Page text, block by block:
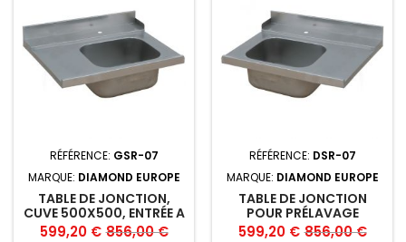
RÉFÉRENCE: GSR-07
MARQUE: DIAMOND EUROPE
TABLE DE JONCTION,
CUVE 500X500, ENTRÉE A
GX
Prix
599,20 € Prix
856,00 €
RÉFÉRENCE: DSR-07
MARQUE: DIAMOND EUROPE
TABLE DE JONCTION
POUR PRÉLAVAGE
"GAUCHE"
Prix
599,20 € Prix
856,00 €